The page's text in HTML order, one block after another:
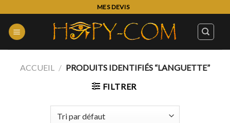
content
MES DEVIS
ACCUEIL / PRODUITS IDENTIFIÉS “LANGUETTE”
FILTRER